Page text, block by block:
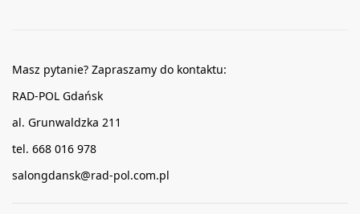
Masz pytanie? Zapraszamy do kontaktu:
RAD-POL Gdańsk
al. Grunwaldzka 211
tel. 668 016 978
salongdansk@rad-pol.com.pl